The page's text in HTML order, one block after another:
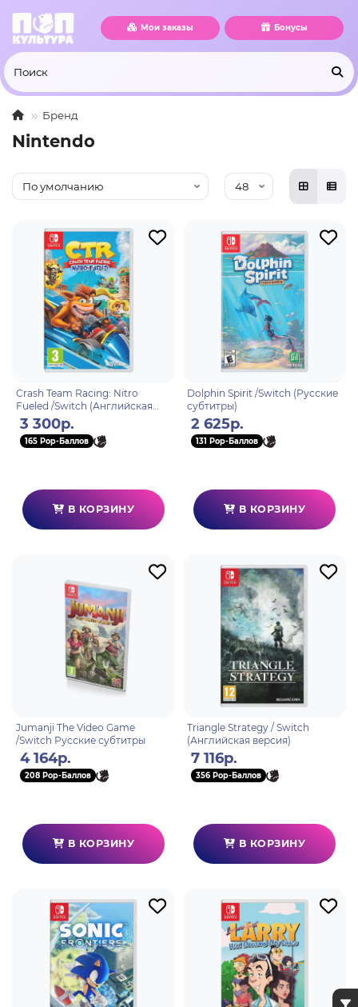
Мои заказы Бонусы
Бренд
Nintendo
Crash Team Racing: Nitro
Fueled /Switch (Английская
версия)
3 300р.
165 Pop-Баллов
В КОРЗИНУ
Dolphin Spirit /Switch (Русские
субтитры)
2 625р.
131 Pop-Баллов
В КОРЗИНУ
Jumanji The Video Game
/Switch Русские субтитры
4 164р.
208 Pop-Баллов
В КОРЗИНУ
Triangle Strategy / Switch
(Английская версия)
7 116р.
356 Pop-Баллов
В КОРЗИНУ